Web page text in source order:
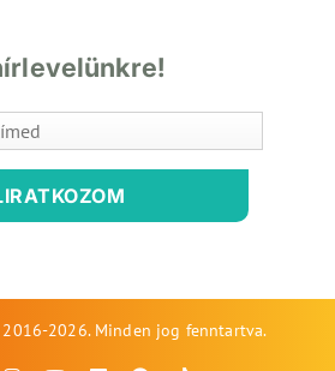
2026. Minden jog fenntartva.